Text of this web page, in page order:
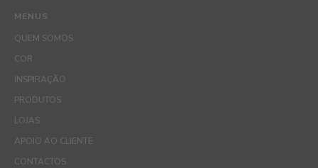
MENUS
QUEM SOMOS
COR
INSPIRAÇÃO
PRODUTOS
LOJAS
APOIO AO CLIENTE
CONTACTOS